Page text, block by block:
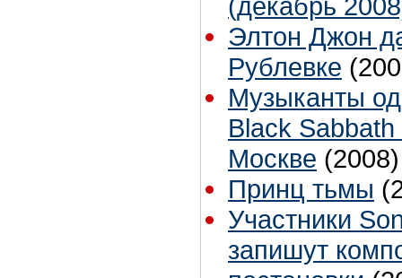
(декабрь
Элтон Джон
Рублевке
Музыканты
Black
Москве (2008)
Принц тьмы
Участники
запишут